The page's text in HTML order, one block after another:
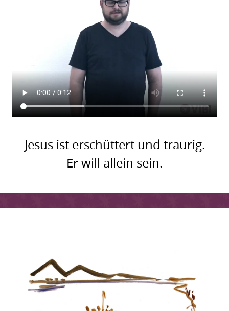
Jesus ist erschüttert und traurig.
Er will allein sein.